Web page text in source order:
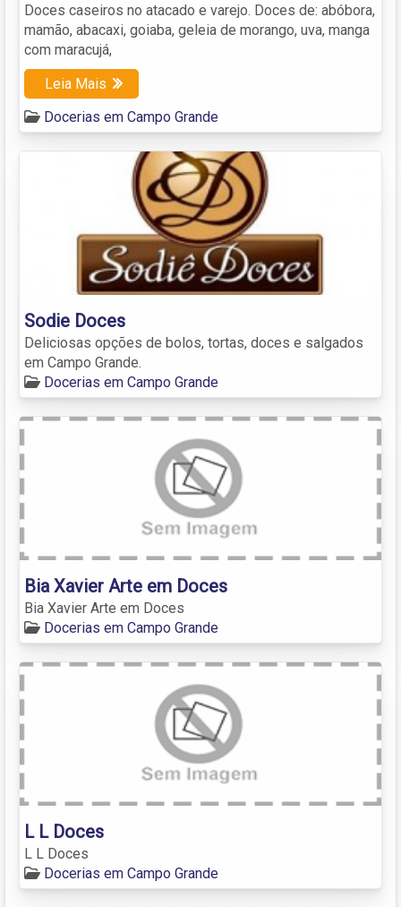
Doces caseiros no atacado e varejo. Doces de: abóbora,
mamão, abacaxi, goiaba, geleia de morango, uva, manga
com maracujá,
Leia Mais
Docerias em Campo Grande
Sodie Doces
Deliciosas opções de bolos, tortas, doces e salgados
em Campo Grande.
Docerias em Campo Grande
Bia Xavier Arte em Doces
Bia Xavier Arte em Doces
Docerias em Campo Grande
L L Doces
L L Doces
Docerias em Campo Grande